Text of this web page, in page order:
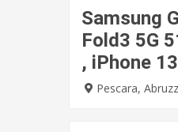
Samsung
Fold3 5G
, iPhone
Pescara,